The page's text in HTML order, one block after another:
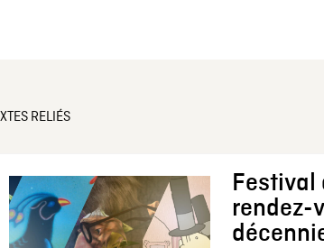
RELIÉS
Festival
rendez-